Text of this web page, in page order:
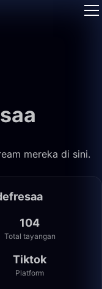
mereka di sini.
104
Total tayangan
Tiktok
Platform